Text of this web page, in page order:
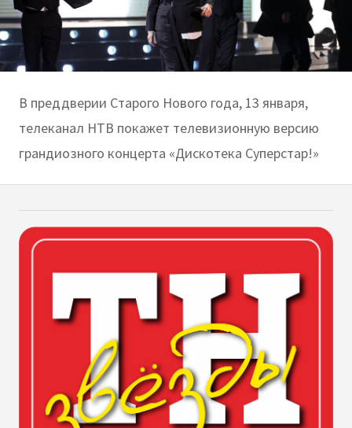
В преддверии Старого Нового года, 13 января,
телеканал НТВ покажет телевизионную версию
грандиозного концерта «Дискотека Суперстар!»